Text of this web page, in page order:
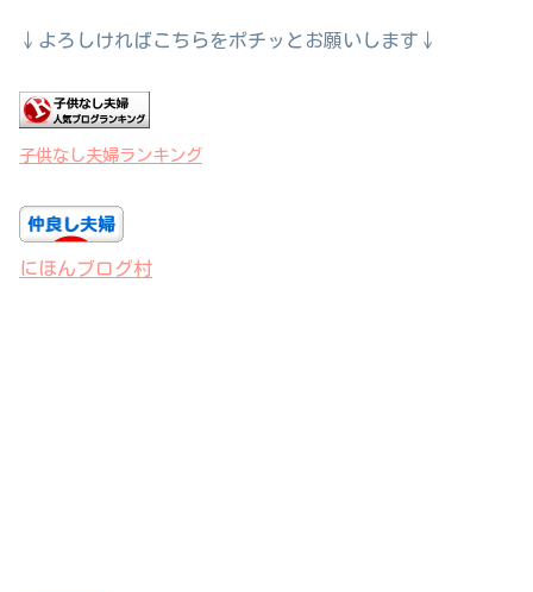
↓よろしければこちらをポチッとお願いします↓
子供なし夫婦ランキング
にほんブログ村